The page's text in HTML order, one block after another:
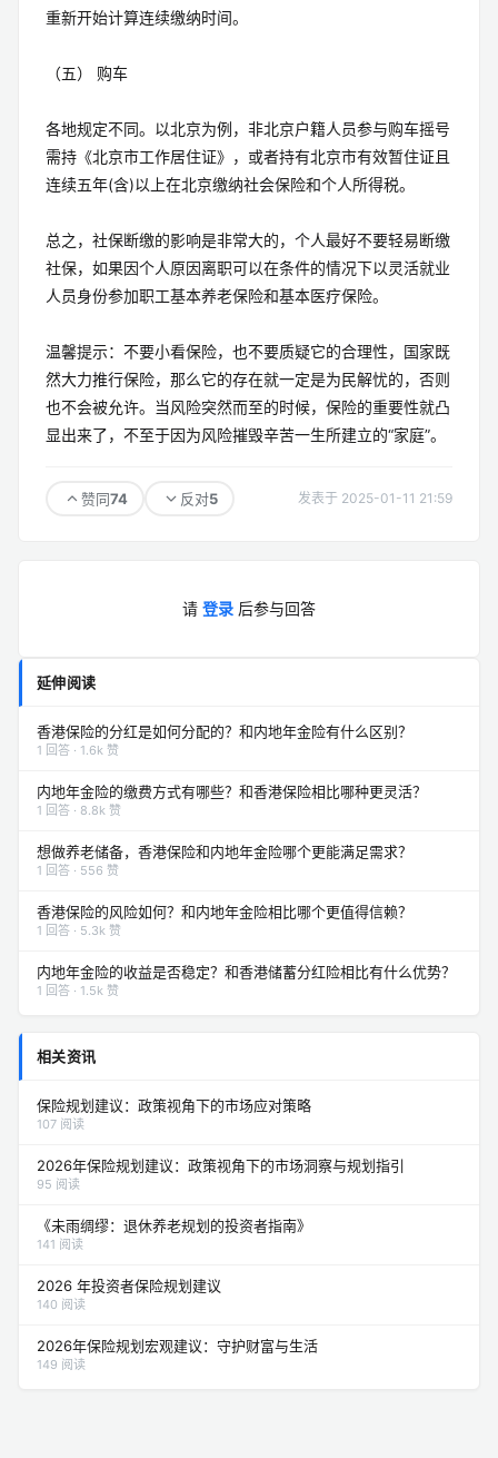
重新开始计算连续缴纳时间。
（五） 购车
各地规定不同。以北京为例，非北京户籍人员参与购车摇号
需持《北京市工作居住证》，或者持有北京市有效暂住证且
连续五年(含)以上在北京缴纳社会保险和个人所得税。
总之，社保断缴的影响是非常大的，个人最好不要轻易断缴
社保，如果因个人原因离职可以在条件的情况下以灵活就业
人员身份参加职工基本养老保险和基本医疗保险。
温馨提示：不要小看保险，也不要质疑它的合理性，国家既
然大力推行保险，那么它的存在就一定是为民解忧的，否则
也不会被允许。当风险突然而至的时候，保险的重要性就凸
显出来了，不至于因为风险摧毁辛苦一生所建立的“家庭”。
赞同74 反对5 发表于 2025-01-11 21:59
请 登录 后参与回答
延伸阅读
香港保险的分红是如何分配的？和内地年金险有什么区别？
1 回答 · 1.6k 赞
内地年金险的缴费方式有哪些？和香港保险相比哪种更灵活？
1 回答 · 8.8k 赞
想做养老储备，香港保险和内地年金险哪个更能满足需求？
1 回答 · 556 赞
香港保险的风险如何？和内地年金险相比哪个更值得信赖？
1 回答 · 5.3k 赞
内地年金险的收益是否稳定？和香港储蓄分红险相比有什么优势？
1 回答 · 1.5k 赞
相关资讯
保险规划建议：政策视角下的市场应对策略
107 阅读
2026年保险规划建议：政策视角下的市场洞察与规划指引
95 阅读
《未雨绸缪：退休养老规划的投资者指南》
141 阅读
2026 年投资者保险规划建议
140 阅读
2026年保险规划宏观建议：守护财富与生活
149 阅读